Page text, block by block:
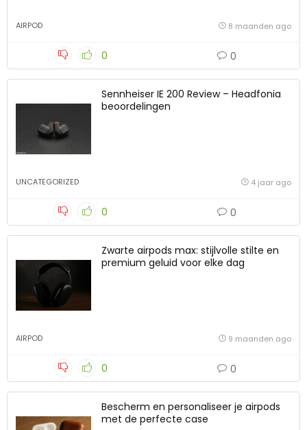
AIRPOD 8 maanden ago
0 0
Sennheiser IE 200 Review – Headfonia
beoordelingen
UNCATEGORIZED 4 jaar ago
0 0
Zwarte airpods max: stijlvolle stilte en
premium geluid voor elke dag
AIRPOD 9 maanden ago
0 0
Bescherm en personaliseer je airpods
met de perfecte case